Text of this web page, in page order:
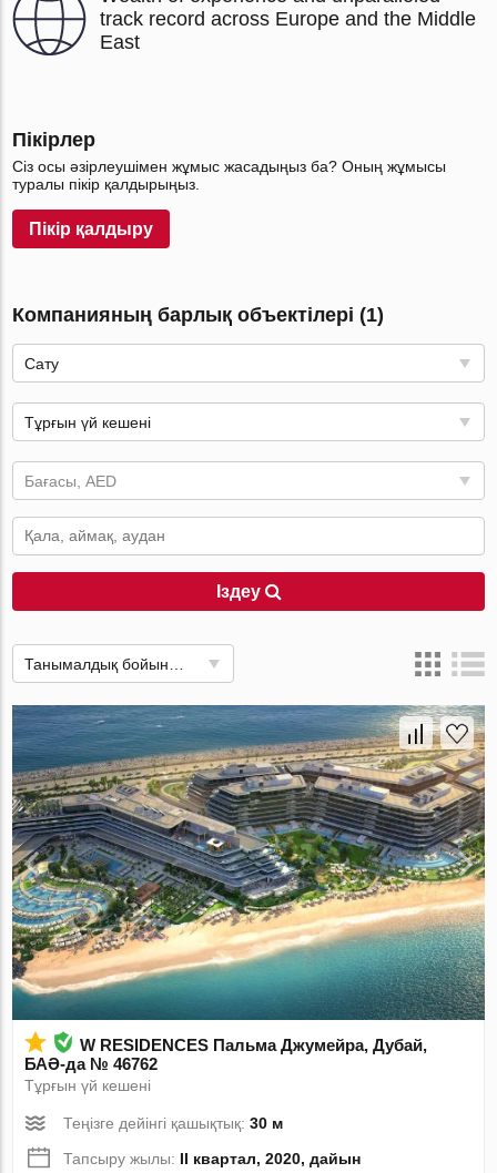
track record across Europe and the Middle
East
Пікірлер
Сіз осы әзірлеушімен жұмыс жасадыңыз ба? Оның жұмысы
туралы пікір қалдырыңыз.
Пікір қалдыру
Компанияның барлық объектілері (1)
Сату
Тұрғын үй кешені
Бағасы, AED
Іздеу
W RESIDENCES Пальма Джумейра, Дубай,
БАӘ-да № 46762
Тұрғын үй кешені
Теңізге дейінгі қашықтық:30 м
Тапсыру жылы: II квартал, 2020, дайын